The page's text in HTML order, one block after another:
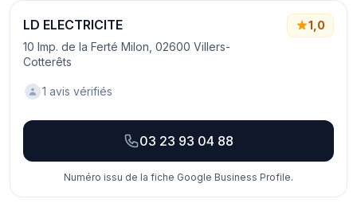
LD ELECTRICITE
10 Imp. de la Ferté Milon, 02600 Villers-
Cotterêts
1,0
1 avis vérifiés
03 23 93 04 88
Numéro issu de la fiche Google Business Profile.